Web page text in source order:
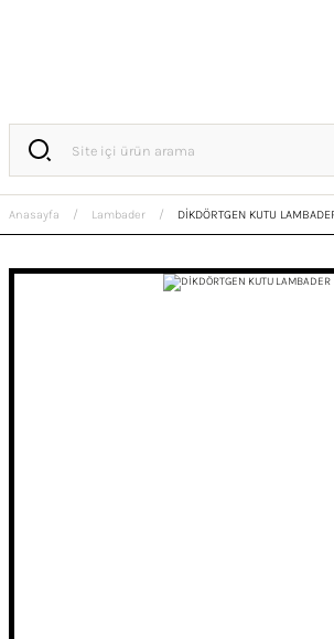
Anasayfa Lambader DİKDÖRTGEN KUTU